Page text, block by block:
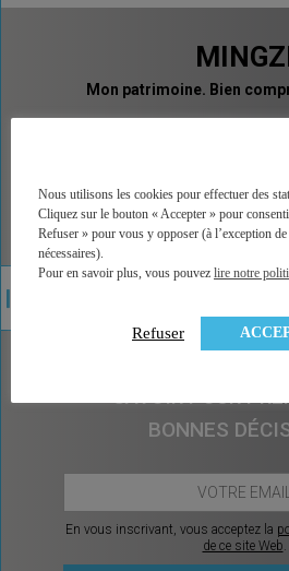
Mon patrimoine. Bien
direct à la bonne information, à
de plus de 350 contrats du
pensée car MINGZI ne vend ni
MINGZI existe pour éclairer
rendre le choix et la décision
sereins.
SAVOIR POUR
BONNES
En vous inscrivant, vous acceptez la
de ce site Web.
Nous utilisons les cookies pour effectuer des
Cliquez sur le bouton « Accepter » pour
Refuser » pour vous y opposer (à l’exception
nécessaires).
Pour en savoir plus, vous pouvez lire notre
Refuser